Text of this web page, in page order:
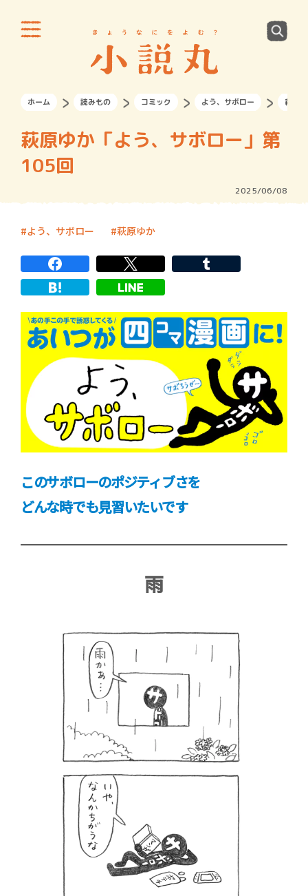
ホーム 読みもの コミック よう、サボロー 萩原
萩原ゆか「よう、サボロー」第
105回
2025/06/08
よう、サボロー 萩原ゆか
このサボローのポジティブさを
どんな時でも見習いたいです
雨